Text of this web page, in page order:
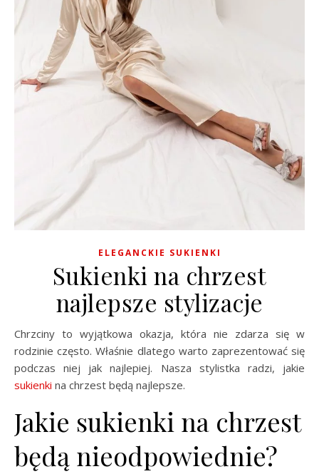
ELEGANCKIE SUKIENKI
Sukienki na chrzest
najlepsze stylizacje
Chrzciny to wyjątkowa okazja, która nie zdarza się w
rodzinie często. Właśnie dlatego warto zaprezentować się
podczas niej jak najlepiej. Nasza stylistka radzi, jakie
sukienki na chrzest będą najlepsze.
Jakie sukienki na chrzest
będą nieodpowiednie?